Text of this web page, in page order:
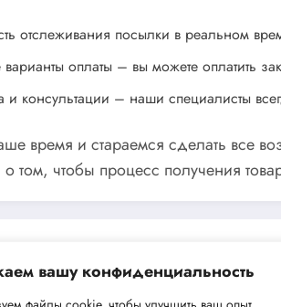
вашу конфиденциальность
отслеживания посылки в реальном
оплаты – вы можете оплатить
консультации – наши специалисты
время и стараемся сделать все
о том, чтобы процесс получения